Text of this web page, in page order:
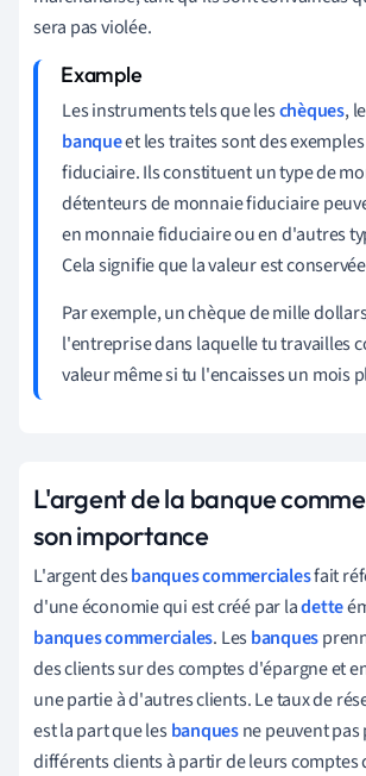
sera pas violée.
Les instruments tels que leschèques,
banqueet les traites sont des
fiduciaire. Ils constituent un type de
détenteurs de monnaie fiduciaire
en monnaie fiduciaire ou en d'autres
Cela signifie que la valeur est
Par exemple, un chèque de mille
l'entreprise dans laquelle tu travailles
valeur même si tu l'encaisses un mois
L'argent de la banque
son importance
L'argent desbanques commercialesfait
d'une économie qui est créé par ladette
banques commerciales. Lesbanques
des clients sur des comptes d'épargne et
une partie à d'autres clients. Le taux de
est la part que lesbanquesne peuvent pas
différents clients à partir de leurs comptes